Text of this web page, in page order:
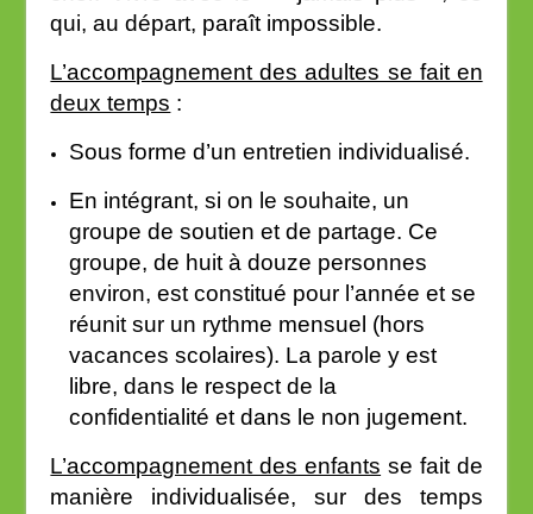
qui, au départ, paraît impossible.
L’accompagnement des adultes se fait en
deux temps :
Sous forme d’un entretien individualisé.
En intégrant, si on le souhaite, un
groupe de soutien et de partage. Ce
groupe, de huit à douze personnes
environ, est constitué pour l’année et se
réunit sur un rythme mensuel (hors
vacances scolaires). La parole y est
libre, dans le respect de la
confidentialité et dans le non jugement.
L’accompagnement des enfants se fait de
manière individualisée, sur des temps